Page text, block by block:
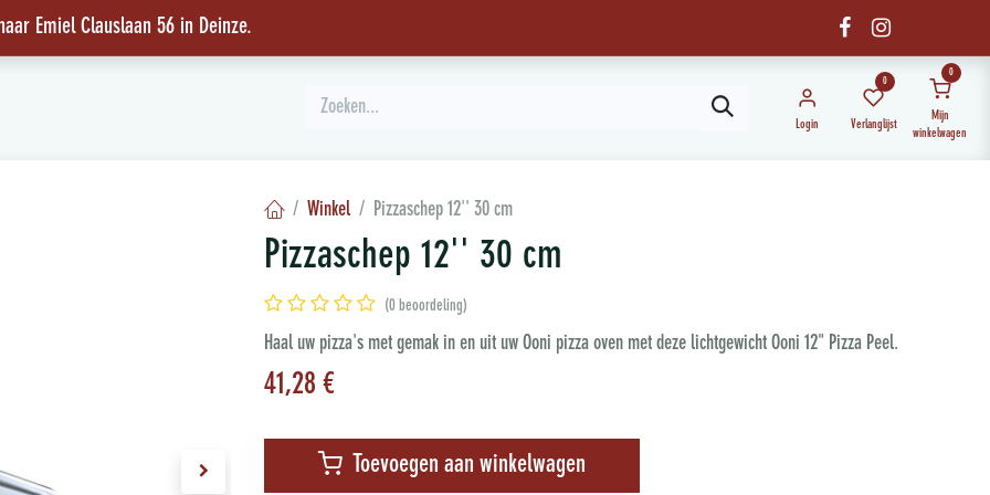
Emiel Clauslaan 56 in Deinze.
Login
0
Verlanglijst
0
Mijn
winkelwagen
Winkel Pizzaschep 12'' 30 cm
Pizzaschep 12'' 30 cm
(0 beoordeling)
Haal uw pizza's met gemak in en uit uw Ooni pizza oven met deze lichtgewicht Ooni 12" Pizza Peel.
41,28 €
Toevoegen aan winkelwagen